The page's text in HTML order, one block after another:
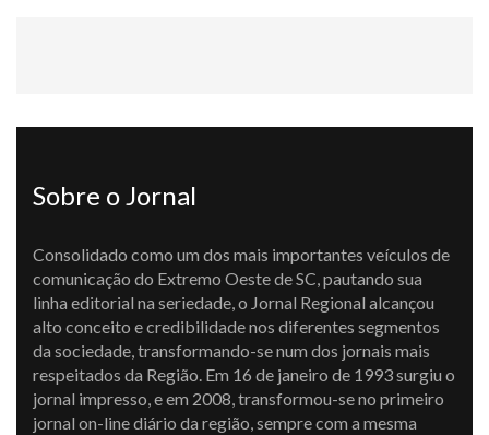
Sobre o Jornal
Consolidado como um dos mais importantes veículos de
comunicação do Extremo Oeste de SC, pautando sua
linha editorial na seriedade, o Jornal Regional alcançou
alto conceito e credibilidade nos diferentes segmentos
da sociedade, transformando-se num dos jornais mais
respeitados da Região. Em 16 de janeiro de 1993 surgiu o
jornal impresso, e em 2008, transformou-se no primeiro
jornal on-line diário da região, sempre com a mesma